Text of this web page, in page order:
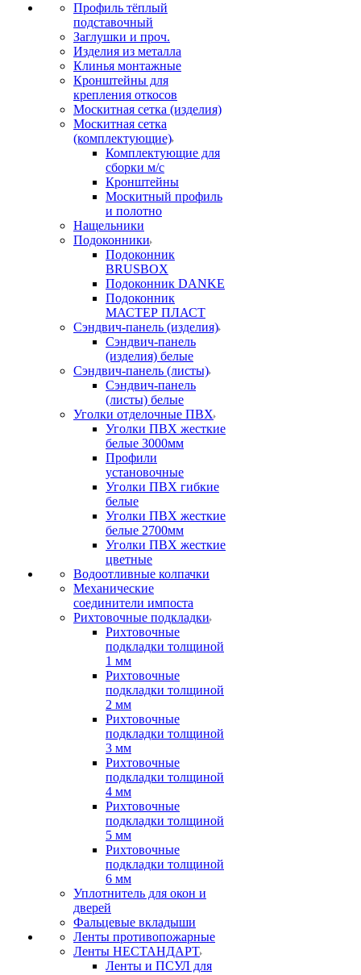
Профиль тёплый
подставочный
Заглушки и проч.
Изделия из металла
Клинья монтажные
Кронштейны для
крепления откосов
Москитная сетка (изделия)
Москитная сетка
(комплектующие)
Комплектующие для
сборки м/с
Кронштейны
Москитный профиль
и полотно
Нащельники
Подоконники
Подоконник
BRUSBOX
Подоконник DANKE
Подоконник
МАСТЕР ПЛАСТ
Сэндвич-панель (изделия)
Сэндвич-панель
(изделия) белые
Сэндвич-панель (листы)
Сэндвич-панель
(листы) белые
Уголки отделочные ПВХ
Уголки ПВХ жесткие
белые 3000мм
Профили
установочные
Уголки ПВХ гибкие
белые
Уголки ПВХ жесткие
белые 2700мм
Уголки ПВХ жесткие
цветные
Водоотливные колпачки
Механические
соединители импоста
Рихтовочные подкладки
Рихтовочные
подкладки толщиной
1 мм
Рихтовочные
подкладки толщиной
2 мм
Рихтовочные
подкладки толщиной
3 мм
Рихтовочные
подкладки толщиной
4 мм
Рихтовочные
подкладки толщиной
5 мм
Рихтовочные
подкладки толщиной
6 мм
Уплотнитель для окон и
дверей
Фальцевые вкладыши
Ленты противопожарные
Ленты НЕСТАНДАРТ
Ленты и ПСУЛ для